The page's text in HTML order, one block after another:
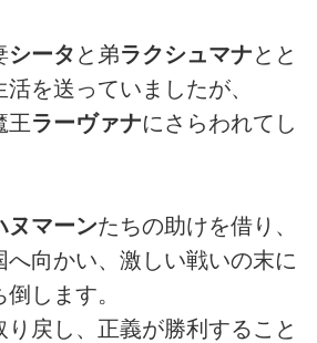
シータ と弟ラクシュマナとと
を送っていましたが、
王ラーヴァナにさらわれてし
ヌマーンたちの助けを借り、
向かい、激しい戦いの末に
します。
戻し、正義が勝利すること